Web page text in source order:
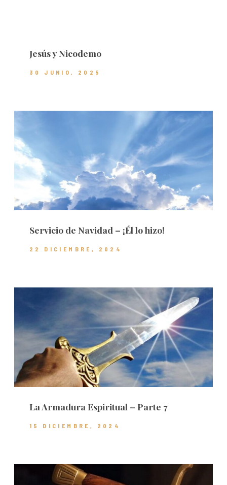
Jesús y Nicodemo
30 JUNIO, 2025
Servicio de Navidad – ¡Él lo hizo!
22 DICIEMBRE, 2024
La Armadura Espiritual – Parte 7
15 DICIEMBRE, 2024